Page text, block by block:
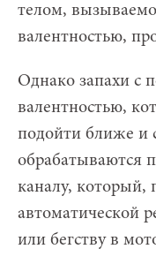
телом,
валентностью,
Однако запахи с
валентностью,
подойти ближе и
обрабатываются
каналу, который,
автоматической
или бегству в